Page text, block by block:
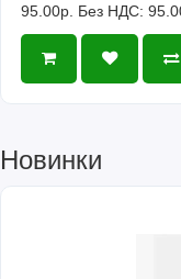
95.00р. Без НДС:
Новинки